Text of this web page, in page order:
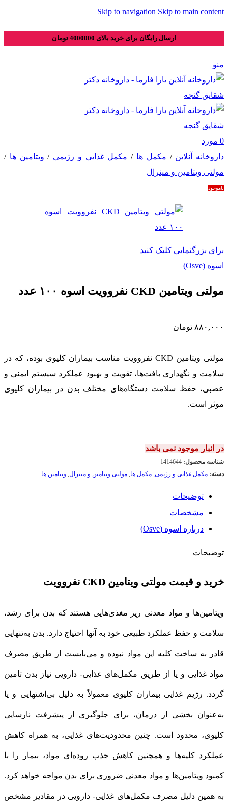
Skip to navigation Skip to main content
ارسال رایگان برای خرید بالای 4000000 تومان
منو
0 مورد
داروخانه آنلاین/ مکمل ها/ مکمل غذایی و رژیمی/ ویتامین ها/
مولتی ویتامین و مینرال
ناموجود
برای بزرگنمایی کلیک کنید
اسوه (Osve)
مولتی ویتامین CKD نفروویت اسوه ۱۰۰ عدد
۸۸۰,۰۰۰ تومان
مولتی ویتامین CKD نفروویت مناسب بیماران کلیوی بوده، که در
سلامت و نگهداری بافت‌ها، تقویت و بهبود عملکرد سیستم ایمنی و
عصبی، حفظ سلامت دستگاه‌های مختلف بدن در بیماران کلیوی
موثر است.
در انبار موجود نمی باشد
شناسه محصول: 1414644
دسته: مکمل غذایی و رژیمی, مکمل ها, مولتی ویتامین و مینرال, ویتامین ها
توضیحات
مشخصات
درباره اسوه (Osve)
توضیحات
خرید و قیمت مولتی ویتامین CKD نفروویت
ویتامین‌ها و مواد معدنی ریز مغذی‌هایی هستند که بدن برای رشد،
سلامت و حفظ عملکرد طبیعی خود به آنها احتیاج دارد. بدن به‌تنهایی
قادر به ساخت کلیه این مواد نبوده و می‌بایست از طریق مصرف
مواد غذایی و یا از طریق مکمل‌های غذایی- دارویی نیاز بدن تامین
گردد. رژیم غذایی بیماران کلیوی معمولاً به دلیل بی‌اشتهایی و یا
به‌عنوان بخشی از درمان، برای جلوگیری از پیشرفت نارسایی
کلیوی، محدود است. چنین محدودیت‌های غذایی، به همراه کاهش
عملکرد کلیه‌ها و همچنین کاهش جذب روده‌ای مواد، بیمار را با
کمبود ویتامین‌ها و مواد معدنی ضروری برای بدن مواجه خواهد کرد.
به همین دلیل مصرف مکمل‌های غذایی- دارویی در مقادیر مشخص